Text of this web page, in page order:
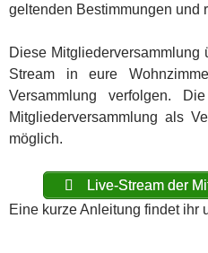
geltenden Bestimmungen und
Diese Mitgliederversammlung
Stream in eure
Versammlung verfolgen.
Mitgliederversammlung als
möglich.
Live-Stream der
Eine kurze Anleitung findet ihr